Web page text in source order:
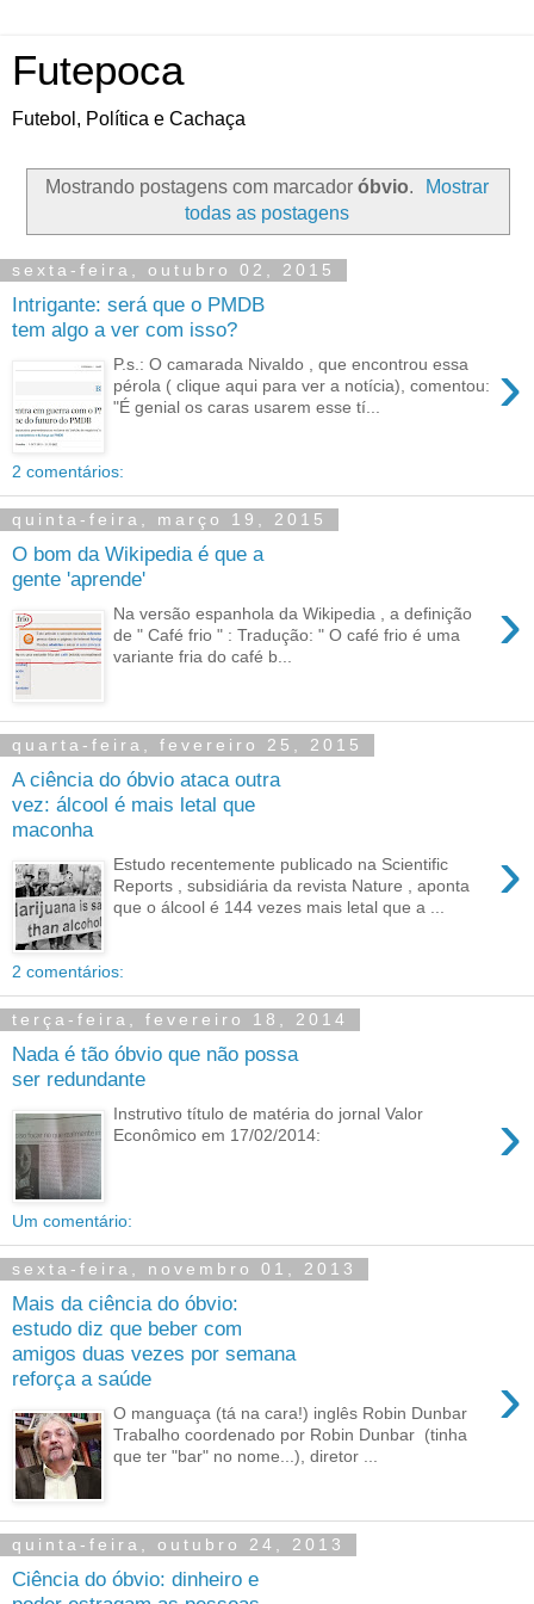
Futepoca
Futebol, Política e Cachaça
Mostrando postagens com marcador óbvio.
Mostrar
todas as postagens
sexta-feira, outubro 02, 2015
Intrigante: será que o PMDB
tem algo a ver com isso?
›
P.s.: O camarada Nivaldo , que encontrou essa
pérola ( clique aqui para ver a notícia), comentou:
"É genial os caras usarem esse tí...
2 comentários:
quinta-feira, março 19, 2015
O bom da Wikipedia é que a
gente 'aprende'
›
Na versão espanhola da Wikipedia , a definição
de " Café frio " : Tradução: " O café frio é uma
variante fria do café b...
quarta-feira, fevereiro 25, 2015
A ciência do óbvio ataca outra
vez: álcool é mais letal que
maconha
›
Estudo recentemente publicado na Scientific
Reports , subsidiária da revista Nature , aponta
que o álcool é 144 vezes mais letal que a ...
2 comentários:
terça-feira, fevereiro 18, 2014
Nada é tão óbvio que não possa
ser redundante
›
Instrutivo título de matéria do jornal Valor
Econômico em 17/02/2014:
Um comentário:
sexta-feira, novembro 01, 2013
Mais da ciência do óbvio:
estudo diz que beber com
amigos duas vezes por semana
reforça a saúde
›
O manguaça (tá na cara!) inglês Robin Dunbar
Trabalho coordenado por Robin Dunbar (tinha
que ter "bar" no nome...), diretor ...
quinta-feira, outubro 24, 2013
Ciência do óbvio: dinheiro e